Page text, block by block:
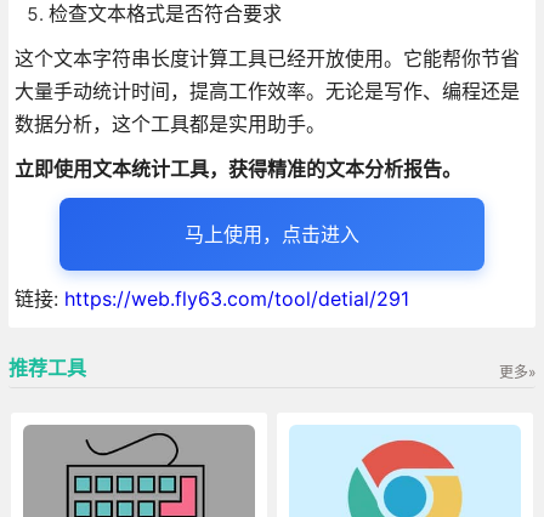
检查文本格式是否符合要求
这个文本字符串长度计算工具已经开放使用。它能帮你节省
大量手动统计时间，提高工作效率。无论是写作、编程还是
数据分析，这个工具都是实用助手。
立即使用文本统计工具，获得精准的文本分析报告。
马上使用，点击进入
链接: https://web.fly63.com/tool/detial/291
推荐工具 更多»